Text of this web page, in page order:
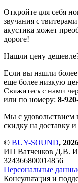
Откройте для себя
звучания с
акустика может
дороге!
Нашли цену
Если вы нашли
еще более низкую
Свяжитесь с нами
или по номеру: 8-
Мы с удовольствием
скидку на доставку
© BUY-SOUND, 2026
ИП Ватченков Д.В.
324366800014856
Персональные
Консультация и